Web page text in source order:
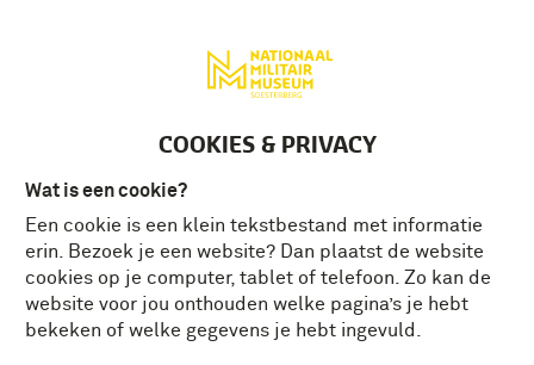
COOKIES & PRIVACY
Wat is een cookie?
Een cookie is een klein tekstbestand met informatie
erin. Bezoek je een website? Dan plaatst de website
cookies op je computer, tablet of telefoon. Zo kan de
website voor jou onthouden welke pagina’s je hebt
bekeken of welke gegevens je hebt ingevuld.
NATIONAAL MILITAIR MUSEUM
ONTDEK DE MILITAIRE
GESCHIEDENIS
Open: dinsdag t/m zondag